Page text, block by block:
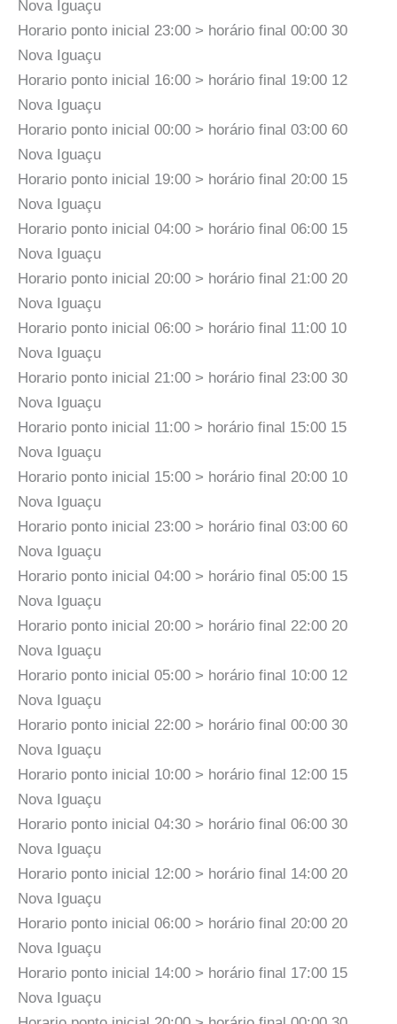
Nova Iguaçu
Horario ponto inicial 23:00 > horário final 00:00 30
Nova Iguaçu
Horario ponto inicial 16:00 > horário final 19:00 12
Nova Iguaçu
Horario ponto inicial 00:00 > horário final 03:00 60
Nova Iguaçu
Horario ponto inicial 19:00 > horário final 20:00 15
Nova Iguaçu
Horario ponto inicial 04:00 > horário final 06:00 15
Nova Iguaçu
Horario ponto inicial 20:00 > horário final 21:00 20
Nova Iguaçu
Horario ponto inicial 06:00 > horário final 11:00 10
Nova Iguaçu
Horario ponto inicial 21:00 > horário final 23:00 30
Nova Iguaçu
Horario ponto inicial 11:00 > horário final 15:00 15
Nova Iguaçu
Horario ponto inicial 15:00 > horário final 20:00 10
Nova Iguaçu
Horario ponto inicial 23:00 > horário final 03:00 60
Nova Iguaçu
Horario ponto inicial 04:00 > horário final 05:00 15
Nova Iguaçu
Horario ponto inicial 20:00 > horário final 22:00 20
Nova Iguaçu
Horario ponto inicial 05:00 > horário final 10:00 12
Nova Iguaçu
Horario ponto inicial 22:00 > horário final 00:00 30
Nova Iguaçu
Horario ponto inicial 10:00 > horário final 12:00 15
Nova Iguaçu
Horario ponto inicial 04:30 > horário final 06:00 30
Nova Iguaçu
Horario ponto inicial 12:00 > horário final 14:00 20
Nova Iguaçu
Horario ponto inicial 06:00 > horário final 20:00 20
Nova Iguaçu
Horario ponto inicial 14:00 > horário final 17:00 15
Nova Iguaçu